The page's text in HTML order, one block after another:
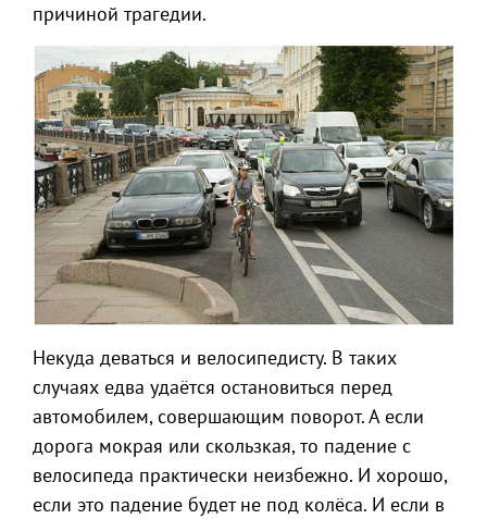
причиной трагедии.
Некуда деваться и велосипедисту. В таких
случаях едва удаётся остановиться перед
автомобилем, совершающим поворот. А если
дорога мокрая или скользкая, то падение с
велосипеда практически неизбежно. И хорошо,
если это падение будет не под колёса. И если в